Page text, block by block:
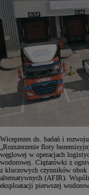
Wiceprezes ds. badań i
„Rozszerzenie floty
węglowej w operacjach
wodorowej. Ciężarówki z
z kluczowych czynników obok
alternatywnych (AFIR).
eksploatacji pierwszej